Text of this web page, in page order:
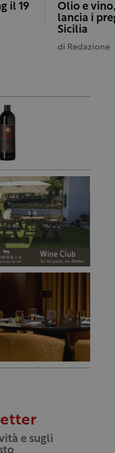
il 19
Olio e
lancia i
Sicilia
di Redazione
e sugli